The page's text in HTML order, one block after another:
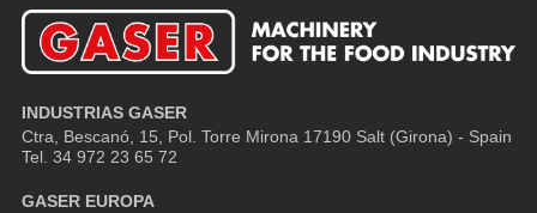
INDUSTRIAS GASER
Ctra, Bescanó, 15, Pol. Torre Mirona 17190 Salt (Girona) - Spain
Tel. 34 972 23 65 72
GASER EUROPA